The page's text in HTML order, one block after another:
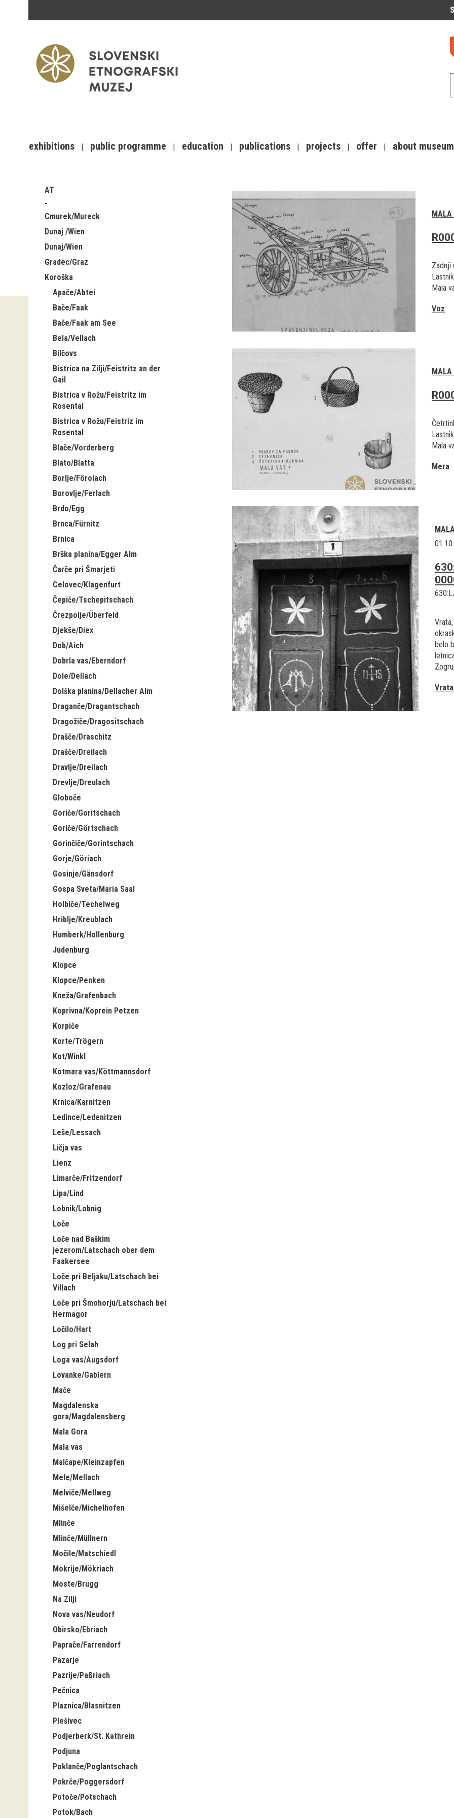
exhibitions public programme education publications projects offer about museum
AT
Cmurek/Mureck
Dunaj /Wien
Dunaj/Wien
Gradec/Graz
Koroška
Apače/Abtei
Bače/Faak
Bače/Faak am See
Bela/Vellach
Bilčovs
Bistrica na Zilji/Feistritz an der
Gail
Bistrica v Rožu/Feistritz im
Rosental
Bistrica v Rožu/Feistriz im
Rosental
Blače/Vorderberg
Blato/Blatta
Borlje/Förolach
Borovlje/Ferlach
Brdo/Egg
Brnca/Fürnitz
Brnica
Brška planina/Egger Alm
Čarče pri Šmarjeti
Celovec/Klagenfurt
Čepiče/Tschepitschach
Črezpolje/Überfeld
Djekše/Diex
Dob/Aich
Dobrla vas/Eberndorf
Dole/Dellach
Dolška planina/Dellacher Alm
Draganče/Dragantschach
Dragožiče/Dragositschach
Drašče/Draschitz
Drašče/Dreilach
Dravlje/Dreilach
Drevlje/Dreulach
Globoče
Goriče/Goritschach
Goriče/Görtschach
Gorinčiče/Gorintschach
Gorje/Göriach
Gosinje/Gänsdorf
Gospa Sveta/Maria Saal
Holbiče/Techelweg
Hriblje/Kreublach
Humberk/Hollenburg
Judenburg
Klopce
Klopce/Penken
Kneža/Grafenbach
Koprivna/Koprein Petzen
Korpiče
Korte/Trögern
Kot/Winkl
Kotmara vas/Köttmannsdorf
Kozloz/Grafenau
Krnica/Karnitzen
Ledince/Ledenitzen
Leše/Lessach
Ličja vas
Lienz
Limarče/Fritzendorf
Lipa/Lind
Lobnik/Lobnig
Loče
Loče nad Baškim
jezerom/Latschach ober dem
Faakersee
Loče pri Beljaku/Latschach bei
Villach
Loče pri Šmohorju/Latschach bei
Hermagor
Ločilo/Hart
Log pri Selah
Loga vas/Augsdorf
Lovanke/Gablern
Mače
Magdalenska
gora/Magdalensberg
Mala Gora
Mala vas
Malčape/Kleinzapfen
Mele/Mellach
Melviče/Mellweg
Mišelče/Michelhofen
Mlinče
Mlinče/Müllnern
Močile/Matschiedl
Mokrije/Mökriach
Moste/Brugg
Na Zilji
Nova vas/Neudorf
Obirsko/Ebriach
Paprače/Farrendorf
Pazarje
Pazrije/Paßriach
Pečnica
Plaznica/Blasnitzen
Plešivec
Podjerberk/St. Kathrein
Podjuna
Poklanče/Poglantschach
Pokrče/Poggersdorf
Potoče/Potschach
Potok/Bach
MALA
Zadnji
Mala
Voz
MALA
Mala
Mera
belo